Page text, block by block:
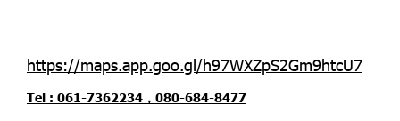
https://maps.app.goo.gl/h97WXZpS2Gm9htcU7
Tel : 061-7362234，080-684-8477